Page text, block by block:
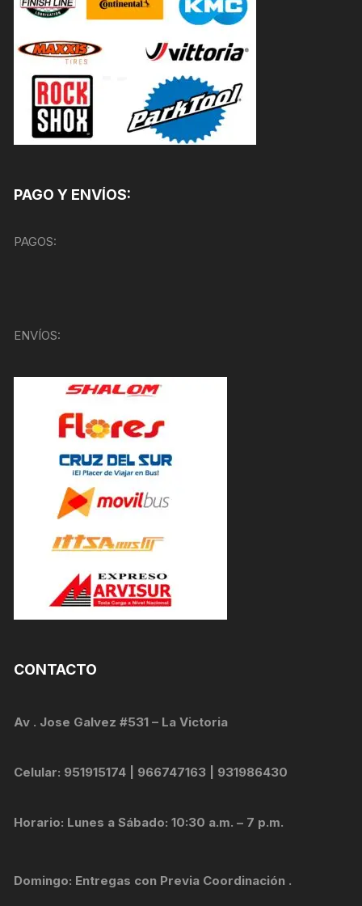
PAGO Y ENVÍOS:
PAGOS:
ENVÍOS:
CONTACTO
Av . Jose Galvez #531 – La Victoria
Celular: 951915174 | 966747163 | 931986430
Horario: Lunes a Sábado: 10:30 a.m. – 7 p.m.
Domingo: Entregas con Previa Coordinación .